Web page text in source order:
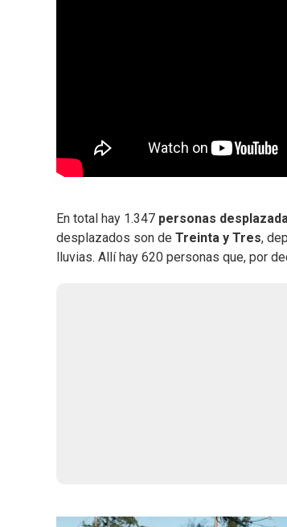
En total hay 1.347 personas
desplazados son de Treinta y Tres,
lluvias. Allí hay 620 personas que, por